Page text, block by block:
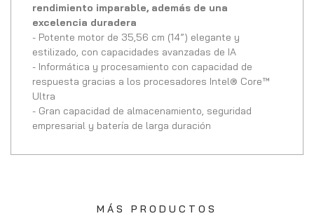
rendimiento imparable, además de una
excelencia duradera
- Potente motor de 35,56 cm (14”) elegante y
estilizado, con capacidades avanzadas de IA
- Informática y procesamiento con capacidad de
respuesta gracias a los procesadores Intel® Core™
Ultra
- Gran capacidad de almacenamiento, seguridad
empresarial y batería de larga duración
MÁS PRODUCTOS